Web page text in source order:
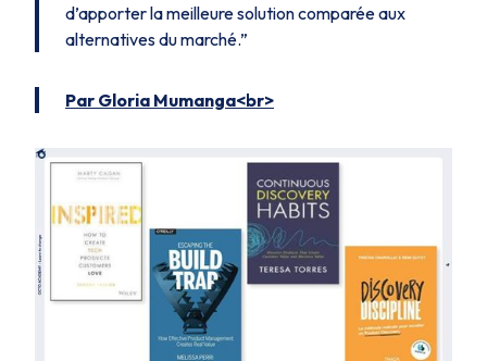
d’apporter la meilleure solution comparée aux
alternatives du marché.”
Par Gloria Mumanga<br>